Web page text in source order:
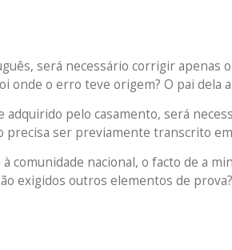
será necessário corrigir apenas
onde o erro teve origem? O pai dela
pelo casamento, será
precisa ser previamente transcrito
comunidade nacional, o facto de a
exigidos outros elementos de prova?